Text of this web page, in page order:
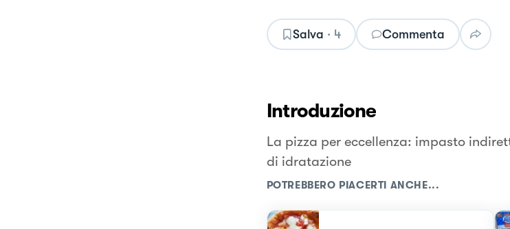
Salva · 4 Commenta
Introduzione
La pizza per eccellenza: impasto
di idratazione
POTREBBERO PIACERTI ANCHE...